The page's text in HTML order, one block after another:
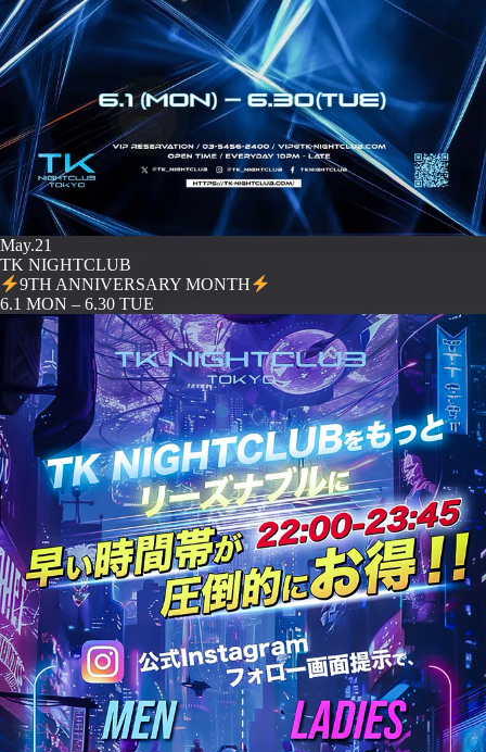
May.21
TK NIGHTCLUB
9TH ANNIVERSARY MONTH
️6.1 MON – 6.30 TUE